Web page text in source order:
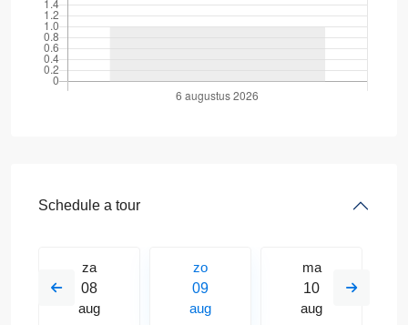
Schedule a tour
za
08
aug
zo
09
aug
ma
10
aug